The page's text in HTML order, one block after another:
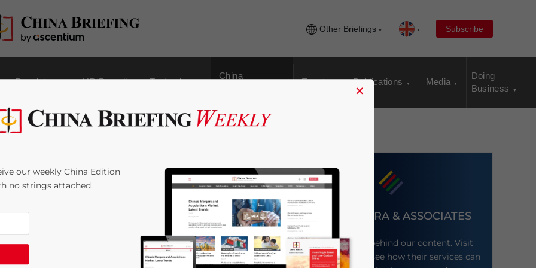
Other Briefings Subscribe
Regulatory HR/Payroll Technology
China
Events Publications Media
Doing
Business
lavoro per stranieri in
DEZAN SHIRA & ASSOCIATES
Meet the firm behind our content. Visit
their website to see how their services can
×
our weekly China Edition
no strings attached.